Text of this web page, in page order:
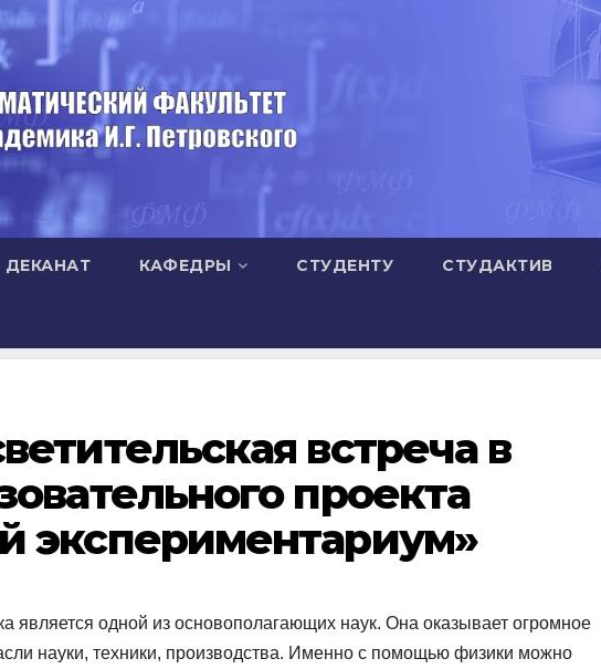
ДЕКАНАТ КАФЕДРЫ СТУДЕНТУ СТУДАКТИВ
встреча в
проекта
экспериментариум»
является одной из основополагающих наук. Она оказывает огромное
науки, техники, производства. Именно с помощью физики можно